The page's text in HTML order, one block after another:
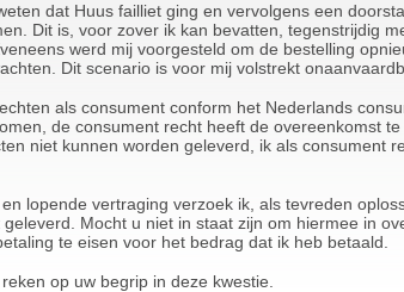
dat Huus failliet ging en vervolgens een
Dit is, voor zover ik kan bevatten, tegenstrijdig
werd mij voorgesteld om de bestelling
Dit scenario is voor mij volstrekt
als consument conform het Nederlands
de consument recht heeft de overeenkomst
niet kunnen worden geleverd, ik als consument
lopende vertraging verzoek ik, als tevreden
Mocht u niet in staat zijn om hiermee in
te eisen voor het bedrag dat ik heb betaald.
op uw begrip in deze kwestie.